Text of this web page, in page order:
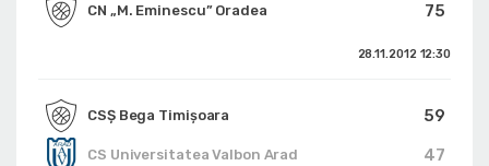
75
CN „M. Eminescu” Oradea
28.11.2012 12:30
CSȘ Bega Timișoara
59
47
CS Universitatea Valbon Arad